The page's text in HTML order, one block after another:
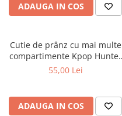
ADAUGA IN COS
Cutie de prânz cu mai multe
compartimente Kpop Hunter
XL
55,00 Lei
ADAUGA IN COS